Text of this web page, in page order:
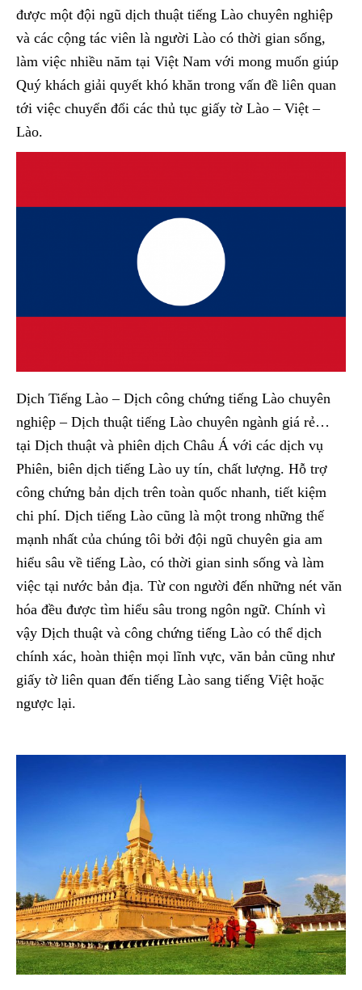
được một đội ngũ dịch thuật tiếng Lào chuyên nghiệp
và các cộng tác viên là người Lào có thời gian sống,
làm việc nhiều năm tại Việt Nam với mong muốn giúp
Quý khách giải quyết khó khăn trong vấn đề liên quan
tới việc chuyển đổi các thủ tục giấy tờ Lào – Việt –
Lào.
Dịch Tiếng Lào – Dịch công chứng tiếng Lào chuyên
nghiệp – Dịch thuật tiếng Lào chuyên ngành giá rẻ…
tại Dịch thuật và phiên dịch Châu Á với các dịch vụ
Phiên, biên dịch tiếng Lào uy tín, chất lượng. Hỗ trợ
công chứng bản dịch trên toàn quốc nhanh, tiết kiệm
chi phí. Dịch tiếng Lào cũng là một trong những thế
mạnh nhất của chúng tôi bởi đội ngũ chuyên gia am
hiểu sâu về tiếng Lào, có thời gian sinh sống và làm
việc tại nước bản địa. Từ con người đến những nét văn
hóa đều được tìm hiểu sâu trong ngôn ngữ. Chính vì
vậy Dịch thuật và công chứng tiếng Lào có thể dịch
chính xác, hoàn thiện mọi lĩnh vực, văn bản cũng như
giấy tờ liên quan đến tiếng Lào sang tiếng Việt hoặc
ngược lại.